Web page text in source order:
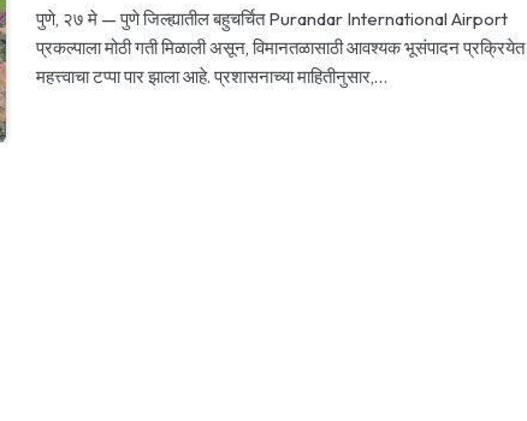
पुणे, २७ मे — पुणे जिल्ह्यातील बहुचर्चित Purandar International Airport
प्रकल्पाला मोठी गती मिळाली असून, विमानतळासाठी आवश्यक भूसंपादन प्रक्रियेत
महत्त्वाचा टप्पा पार झाला आहे. प्रशासनाच्या माहितीनुसार,…